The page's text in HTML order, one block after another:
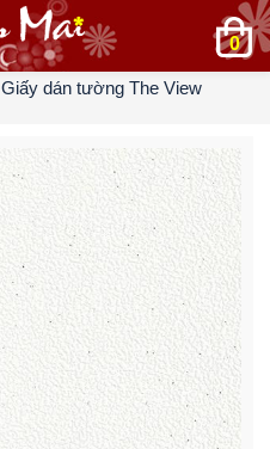
0
Giấy dán tường The View